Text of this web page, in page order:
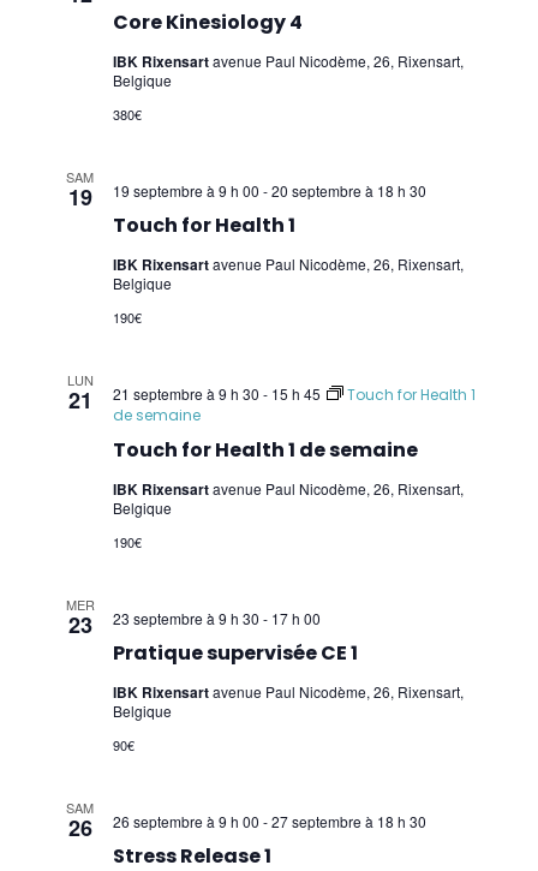
Core Kinesiology 4
IBK Rixensartavenue Paul Nicodème, 26, Rixensart,
Belgique
380€
SAM
19
Touch for Health 1
19 septembre à 9 h 00 -20 septembre à 18 h 30
IBK Rixensartavenue Paul Nicodème, 26, Rixensart,
Belgique
190€
LUN
21
Touch for Health 1 de semaine
21 septembre à 9 h 30 - 15 h 45
Touch for Health 1
de semaine
IBK Rixensartavenue Paul Nicodème, 26, Rixensart,
Belgique
190€
MER
23
Pratique supervisée CE 1
23 septembre à 9 h 30 - 17 h 00
IBK Rixensartavenue Paul Nicodème, 26, Rixensart,
Belgique
90€
SAM
26
Stress Release 1
26 septembre à 9 h 00 -27 septembre à 18 h 30